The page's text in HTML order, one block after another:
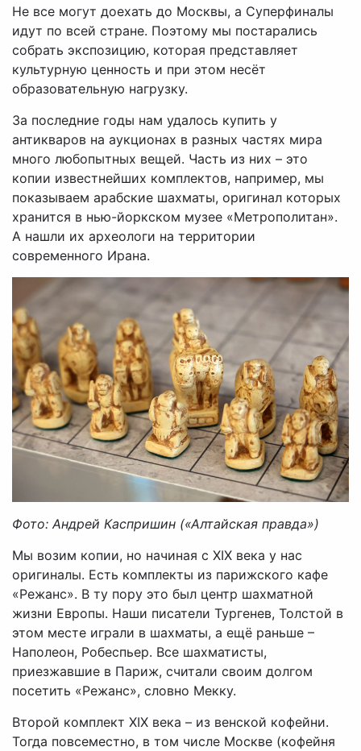
Не все могут доехать до Москвы, а Суперфиналы
идут по всей стране. Поэтому мы постарались
собрать экспозицию, которая представляет
культурную ценность и при этом несёт
образовательную нагрузку.
За последние годы нам удалось купить у
антикваров на аукционах в разных частях мира
много любопытных вещей. Часть из них – это
копии известнейших комплектов, например, мы
показываем арабские шахматы, оригинал которых
хранится в нью-йоркском музее «Метрополитан».
А нашли их археологи на территории
современного Ирана.
Фото: Андрей Каспришин («Алтайская правда»)
Мы возим копии, но начиная с XIX века у нас
оригиналы. Есть комплекты из парижского кафе
«Режанс». В ту пору это был центр шахматной
жизни Европы. Наши писатели Тургенев, Толстой в
этом месте играли в шахматы, а ещё раньше –
Наполеон, Робеспьер. Все шахматисты,
приезжавшие в Париж, считали своим долгом
посетить «Режанс», словно Мекку.
Второй комплект XIX века – из венской кофейни.
Тогда повсеместно, в том числе Москве (кофейня